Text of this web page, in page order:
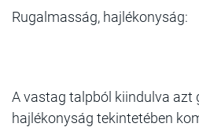
Rugalmasság, hajlékonyság:
A vastag talpból kiindulva azt
hajlékonyság tekintetében